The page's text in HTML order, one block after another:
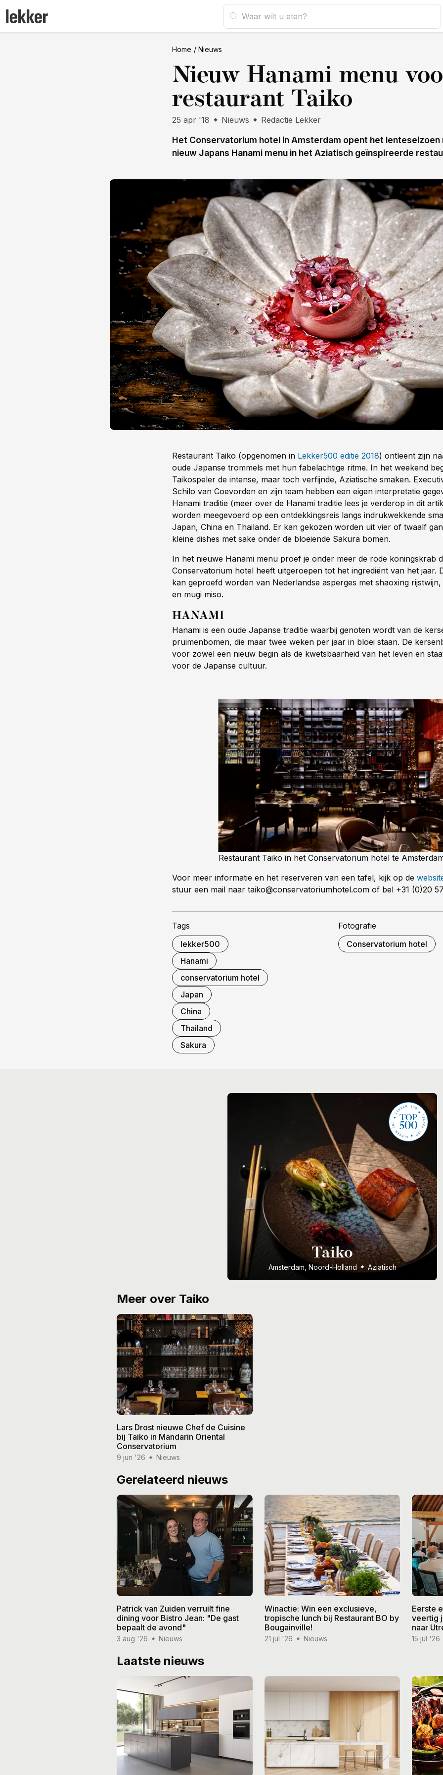
Home Nieuws
Nieuw Hanami menu
restaurant Taiko
25 apr '18 Nieuws Redactie Lekker
Het Conservatorium hotel in Amsterdam opent het lenteseizoen
nieuw Japans Hanami menu in het Aziatisch geïnspireerde
Restaurant Taiko (opgenomen in Lekker500 editie 2018) ontleent zijn
oude Japanse trommels met hun fabelachtige ritme. In het weekend
Taikospeler de intense, maar toch verfijnde, Aziatische smaken.
Schilo van Coevorden en zijn team hebben een eigen interpretatie
Hanami traditie (meer over de Hanami traditie lees je verderop in dit
worden meegevoerd op een ontdekkingsreis langs indrukwekkende
Japan, China en Thailand. Er kan gekozen worden uit vier of twaalf
kleine dishes met sake onder de bloeiende Sakura bomen.
In het nieuwe Hanami menu proef je onder meer de rode koningskrab
Conservatorium hotel heeft uitgeroepen tot het ingrediënt van het jaar.
kan geproefd worden van Nederlandse asperges met shaoxing
en mugi miso.
HANAMI
Hanami is een oude Japanse traditie waarbij genoten wordt van de
pruimenbomen, die maar twee weken per jaar in bloei staan. De
voor zowel een nieuw begin als de kwetsbaarheid van het leven en
voor de Japanse cultuur.
Restaurant Taiko in het Conservatorium hotel te
Voor meer informatie en het reserveren van een tafel, kijk op de
stuur een mail naar taiko@conservatoriumhotel.com of bel +31 (0)20
Tags
lekker500
Hanami
conservatorium hotel
Japan
China
Thailand
Sakura
Fotografie
Conservatorium hotel
Taiko
Amsterdam, Noord-Holland Aziatisch
Meer over Taiko
Lars Drost nieuwe Chef de Cuisine
bij Taiko in Mandarin Oriental
Conservatorium
9 jun '26 Nieuws
Gerelateerd nieuws
Patrick van Zuiden verruilt fine
dining voor Bistro Jean: "De gast
bepaalt de avond"
3 aug '26 Nieuws
Winactie: Win een exclusieve,
tropische lunch bij Restaurant BO by
Bougainville!
21 jul '26 Nieuws
Eerste
veertig
naar
15 jul '26
Laatste nieuws